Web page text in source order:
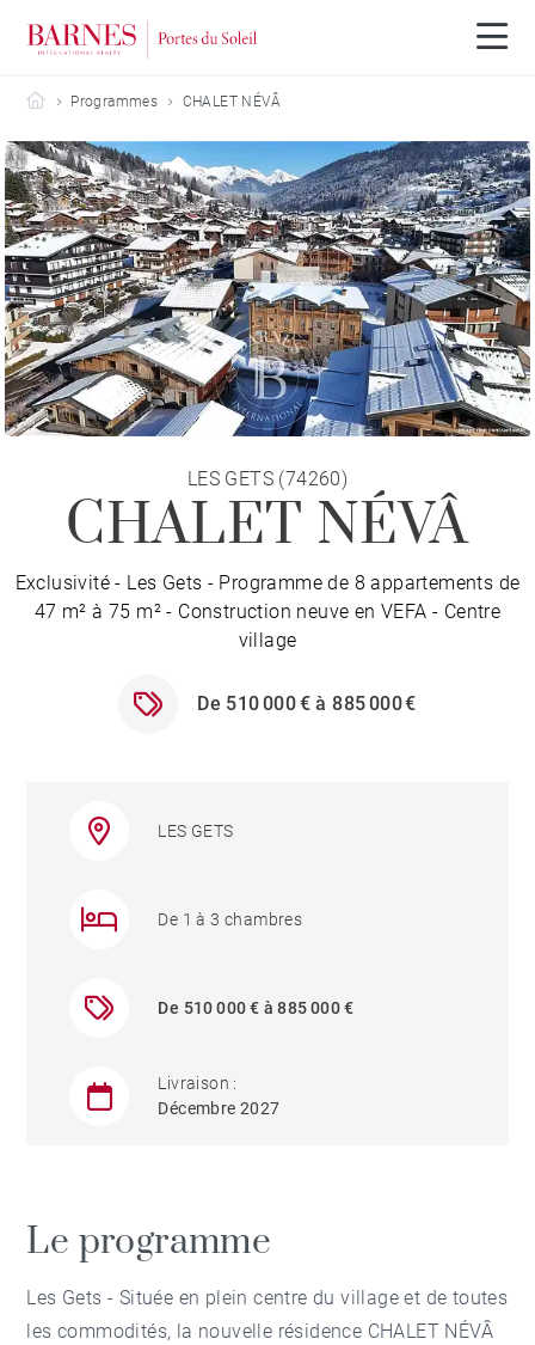
Barnes Portes du Soleil
Programmes CHALET NÉVÂ
LES GETS (74260)
CHALET NÉVÂ
Exclusivité - Les Gets - Programme de 8 appartements de
47 m² à 75 m² - Construction neuve en VEFA - Centre
village
De 510 000 € à 885 000 €
LES GETS
De 1 à 3 chambres
De 510 000 € à 885 000 €
Livraison :
Décembre 2027
Le programme
Les Gets - Située en plein centre du village et de toutes
les commodités, la nouvelle résidence CHALET NÉVÂ